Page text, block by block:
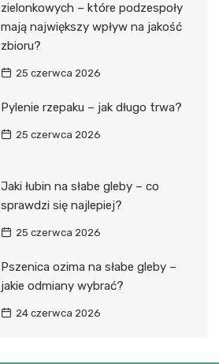
zielonkowych – które podzespoły
mają największy wpływ na jakość
zbioru?
25 czerwca 2026
Pylenie rzepaku – jak długo trwa?
25 czerwca 2026
Jaki łubin na słabe gleby – co
sprawdzi się najlepiej?
25 czerwca 2026
Pszenica ozima na słabe gleby –
jakie odmiany wybrać?
24 czerwca 2026